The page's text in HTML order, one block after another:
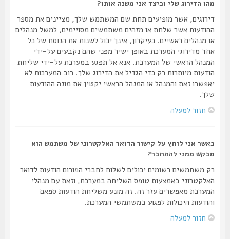
מהו הדירוג שלי וכיצד אני משנה אותו?
דירוגים, אשר מופיעים תחת שם המשתמש שלך, מציינים את מספר
ההודעות אשר שלחת או מזהים משתמשים מסויימים, למשל מנהלים
או מנהלים ראשיים. כעיקרון, אינך יכול לשנות את הנוסח של כל
אחד מדירוגי המערכת באופן ישיר מפני שהם נקבעים על-ידי
המנהל הראשי של המערכת. אנא אל תפגע במערכת על-ידי שליחת
הודעות מיותרות רק כדי הגדיל את הדירוג שלך. רוב המערכות לא
יאפשרו זאת והמנהל או המנהל הראשי יקטין את מונה ההודעות
חזור למעלה
כאשר אני לוחץ על קישור הדואר האלקטרוני של משתמש הוא
מבקש ממני להתחבר?
רק משתמשים רשומים יכולים לשלוח לחברי הפורום הודעות לדואר
האלקטרוני באמצעות טופס השליחה במערכת, וזאת עם מנהלי
המערכת מאפשרים עזר זה. זה מונע משליחת הודעות ספאם
והודעות היכולות לפגוע במשתמשי המערכת.
חזור למעלה